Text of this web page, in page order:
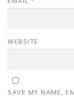
WEBSITE
SAVE MY NAME,